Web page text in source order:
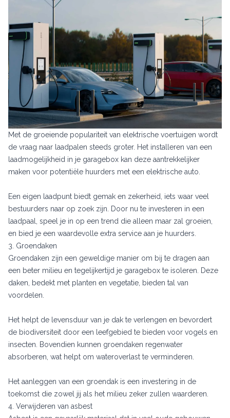
Met de groeiende populariteit van elektrische voertuigen wordt
de vraag naar laadpalen steeds groter. Het installeren van een
laadmogelijkheid in je garagebox kan deze aantrekkelijker
maken voor potentiële huurders met een elektrische auto.
Een eigen laadpunt biedt gemak en zekerheid, iets waar veel
bestuurders naar op zoek zijn. Door nu te investeren in een
laadpaal, speel je in op een trend die alleen maar zal groeien,
en bied je een waardevolle extra service aan je huurders.
3. Groendaken
Groendaken zijn een geweldige manier om bij te dragen aan
een beter milieu en tegelijkertijd je garagebox te isoleren. Deze
daken, bedekt met planten en vegetatie, bieden tal van
voordelen.
Het helpt de levensduur van je dak te verlengen en bevordert
de biodiversiteit door een leefgebied te bieden voor vogels en
insecten. Bovendien kunnen groendaken regenwater
absorberen, wat helpt om wateroverlast te verminderen.
Het aanleggen van een groendak is een investering in de
toekomst die zowel jij als het milieu zeker zullen waarderen.
4. Verwijderen van asbest